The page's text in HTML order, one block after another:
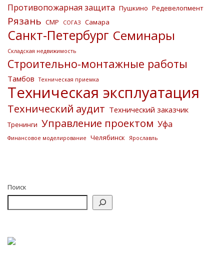
Противопожарная защита Пушкино Редевелопмент
Рязань СМР СОГАЗ Самара
Санкт-Петербург Семинары
Складская недвижимость
Строительно-монтажные работы
Тамбов Техническая приемка
Техническая эксплуатация
Технический аудит Технический заказчик
Тренинги Управление проектом Уфа
Финансовое моделирование Челябинск Ярославль
Поиск